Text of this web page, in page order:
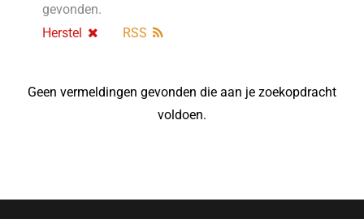
gevonden.
Herstel
RSS
Geen vermeldingen gevonden die aan je zoekopdracht
voldoen.